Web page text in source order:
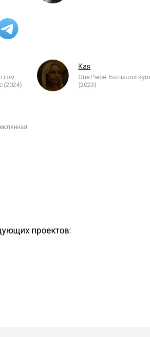
(2024)
Кая
One Piece. Большой куш
(2023)
проектов: